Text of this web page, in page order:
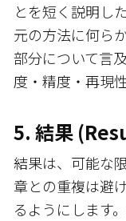
とを短く説明し
元の方法に何ら
部分について言
度・精度・再現
5. 結果
結果は、可能な
章との重複は避
るようにします